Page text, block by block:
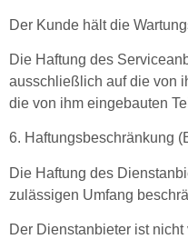
Der Kunde hält die
Die Haftung des
ausschließlich auf die von
die von ihm eingebauten
6. Haftungsbeschränkung
Die Haftung des
zulässigen Umfang
Der Dienstanbieter ist nicht